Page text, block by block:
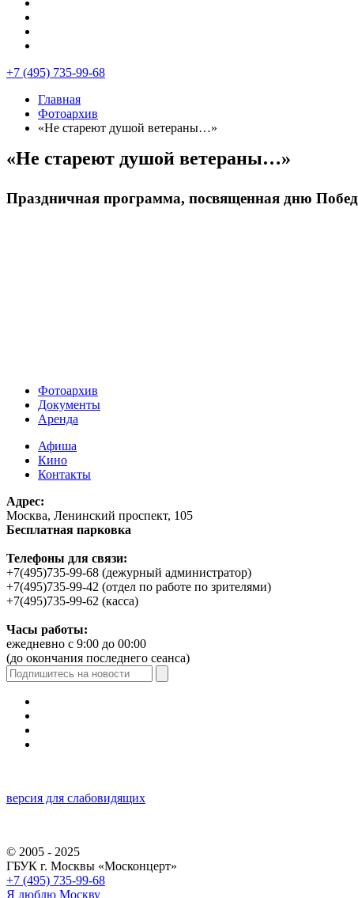
+7 (495) 735-99-68
Главная
Фотоархив
«Не стареют душой ветераны…»
«Не стареют душой ветераны…»
Праздничная программа, посвященная дню
Фотоархив
Документы
Аренда
Афиша
Кино
Контакты
Адрес:
Москва, Ленинский проспект, 105
Бесплатная парковка
Телефоны для связи:
+7(495)735-99-68 (дежурный администратор)
+7(495)735-99-42 (отдел по работе по зрителями)
+7(495)735-99-62 (касса)
Часы работы:
ежедневно с 9:00 до 00:00
(до окончания последнего сеанса)
версия для слабовидящих
© 2005 - 2025
ГБУК г. Москвы «Москонцерт»
+7 (495) 735-99-68
Я люблю Москву